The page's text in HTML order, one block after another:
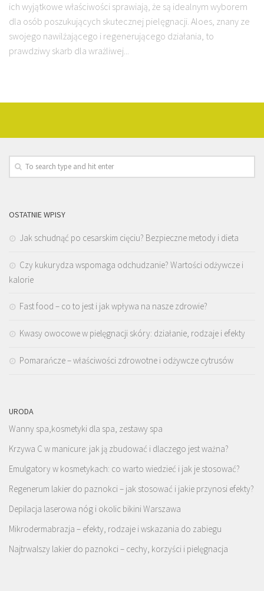
ich wyjątkowe właściwości sprawiają, że są idealnym wyborem
dla osób poszukujących skutecznej pielęgnacji. Aloes, znany ze
swojego nawilżającego i regenerującego działania, to
prawdziwy skarb dla wrażliwej...
OSTATNIE WPISY
Jak schudnąć po cesarskim cięciu? Bezpieczne metody i dieta
Czy kukurydza wspomaga odchudzanie? Wartości odżywcze i
kalorie
Fast food – co to jest i jak wpływa na nasze zdrowie?
Kwasy owocowe w pielęgnacji skóry: działanie, rodzaje i efekty
Pomarańcze – właściwości zdrowotne i odżywcze cytrusów
URODA
Wanny spa,kosmetyki dla spa, zestawy spa
Krzywa C w manicure: jak ją zbudować i dlaczego jest ważna?
Emulgatory w kosmetykach: co warto wiedzieć i jak je stosować?
Regenerum lakier do paznokci – jak stosować i jakie przynosi efekty?
Depilacja laserowa nóg i okolic bikini Warszawa
Mikrodermabrazja – efekty, rodzaje i wskazania do zabiegu
Najtrwalszy lakier do paznokci – cechy, korzyści i pielęgnacja